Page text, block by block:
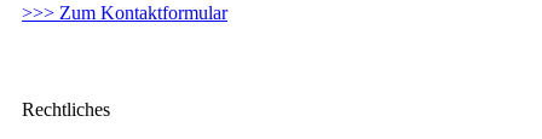
>>> Zum Kontaktformular
Rechtliches